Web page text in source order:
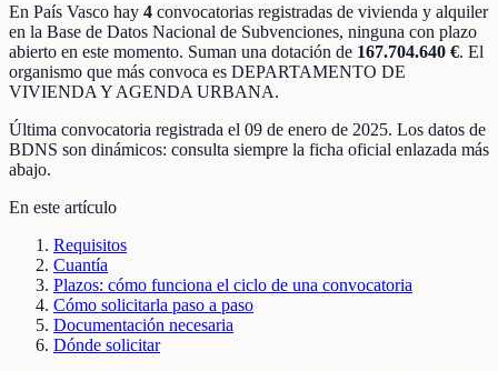
En País Vasco hay 4 convocatorias registradas de vivienda y alquiler
en la Base de Datos Nacional de Subvenciones, ninguna con plazo
abierto en este momento. Suman una dotación de 167.704.640 €. El
organismo que más convoca es DEPARTAMENTO DE
VIVIENDA Y AGENDA URBANA.
Última convocatoria registrada el 09 de enero de 2025. Los datos de
BDNS son dinámicos: consulta siempre la ficha oficial enlazada más
abajo.
En este artículo
Requisitos
Cuantía
Plazos: cómo funciona el ciclo de una convocatoria
Cómo solicitarla paso a paso
Documentación necesaria
Dónde solicitar